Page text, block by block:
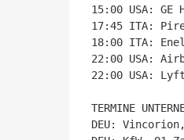
15:00 USA: GE
17:45 ITA:
18:00 ITA:
22:00 USA:
22:00 USA:
TERMINE
DEU: